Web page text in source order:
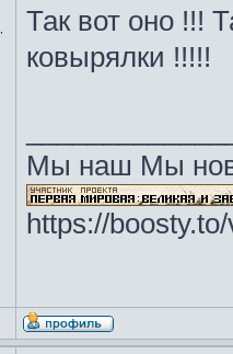
Так вот оно !!!
ковырялки !!!!!
Мы наш Мы
https://